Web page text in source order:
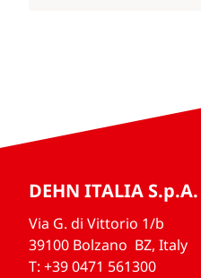
DEHN ITALIA S.p.A.
Via G. di Vittorio 1/b
39100 Bolzano BZ, Italy
T: +39 0471 561300